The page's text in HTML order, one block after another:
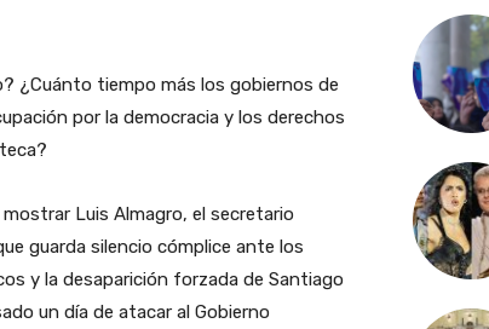
¿Cuánto tiempo más los gobiernos de
por la democracia y los derechos
Luis Almagro, el secretario
guarda silencio cómplice ante los
y la desaparición forzada de Santiago
un día de atacar al Gobierno